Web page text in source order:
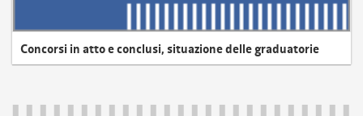
Concorsi in atto e conclusi, situazione delle graduatorie